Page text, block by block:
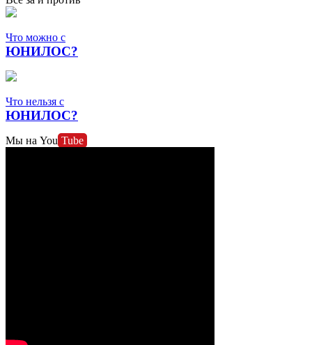
Что можно с
ЮНИЛОС?
Что нельзя с
ЮНИЛОС?
Мы на You Tube